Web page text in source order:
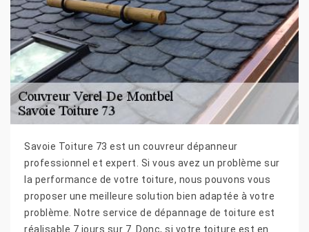
Savoie Toiture 73 est un couvreur dépanneur
professionnel et expert. Si vous avez un problème sur
la performance de votre toiture, nous pouvons vous
proposer une meilleure solution bien adaptée à votre
problème. Notre service de dépannage de toiture est
réalisable 7 jours sur 7. Donc, si votre toiture est en